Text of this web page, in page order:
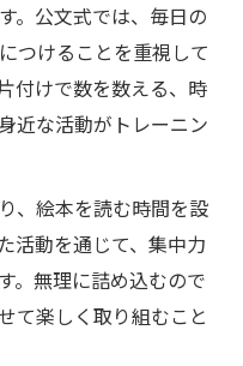
。公文式では、毎日の
つけることを重視して
付けで数を数える、時
近な活動がトレーニン
、絵本を読む時間を設
活動を通じて、集中力
。無理に詰め込むので
て楽しく取り組むこと